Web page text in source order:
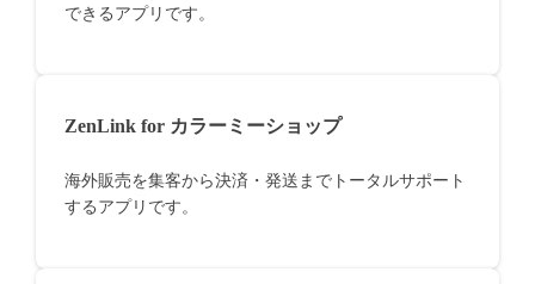
できるアプリです。
ZenLink for カラーミーショップ
海外販売を集客から決済・発送までトータルサポート
するアプリです。